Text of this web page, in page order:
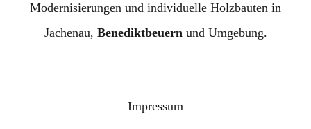
Modernisierungen und individuelle Holzbauten in
Jachenau, Benediktbeuernund Umgebung.
Impressum